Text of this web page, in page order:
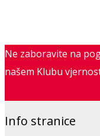
Ne zaboravite na
našem Klubu
Info stranice